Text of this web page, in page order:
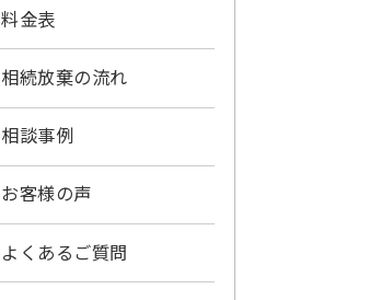
料金表
相続放棄の流れ
相談事例
お客様の声
よくあるご質問